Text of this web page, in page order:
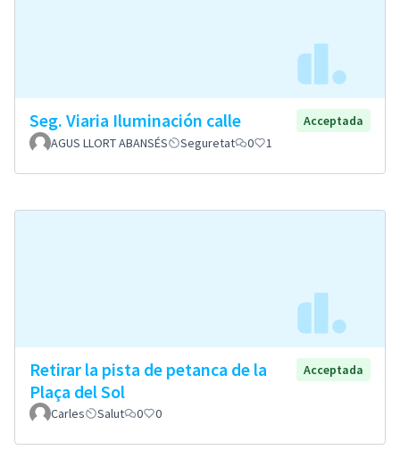
Seg. Viaria Iluminación calle
Acceptada
AGUS LLORT ABANSÉS
Seguretat 0 1
Retirar la pista de petanca de la
Plaça del Sol
Acceptada
Carles Salut 0 0